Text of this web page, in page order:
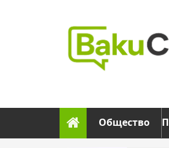
Общество